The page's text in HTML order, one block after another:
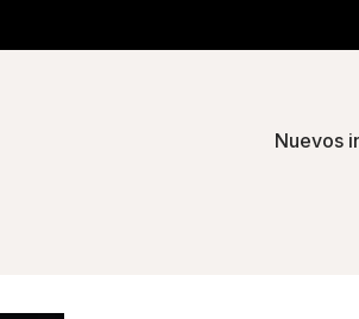
Nuevos